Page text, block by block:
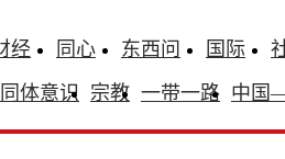
经 同心 东西问 国际
体意识
宗教 一带一路 中国